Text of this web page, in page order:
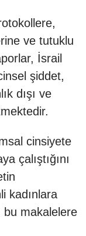
ve tutuklu
İsrail
şiddet,
dışı ve
cinsiyete
çalıştığını
kadınlara
makalelere